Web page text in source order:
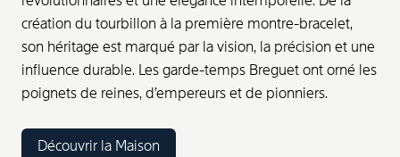
création du tourbillon à la première montre-bracelet,
son héritage est marqué par la vision, la précision et une
influence durable. Les garde-temps Breguet ont orné les
poignets de reines, d’empereurs et de pionniers.
Découvrir la Maison